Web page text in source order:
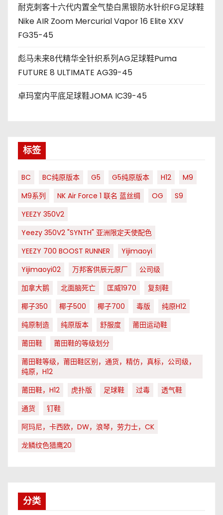
耐克刺客十六代内置全气垫白黑银防水针织FG足球鞋
Nike AIR Zoom Mercurial Vapor 16 Elite XXV
FG35-45
彪马未来8代精华全针织系列AG足球鞋Puma
FUTURE 8 ULTIMATE AG39-45
卓玛室内平底足球鞋JOMA IC39-45
标签
BC BC纯原版本 G5 G5纯原版本 H12
M9
M9系列
NK Air Force 1 联名 蓝丝绸 OG
S9
YEEZY 350V2
Yeezy 350V2 "SYNTH" 亚洲限定天使配色
YEEZY 700 BOOST RUNNER
Yijimaoyi
Yijimaoyi02
万邦客供辰元原厂
公司级
加拿大鹅
北面脑死亡 匡威1970
复刻鞋
椰子350
椰子500 椰子700 毒版
纯原H12
纯原制造
纯原版本 舒服度
莆田运动鞋
莆田鞋
莆田鞋的等级划分
莆田鞋等级，莆田鞋区别，通货，精仿，真标，公司级，
纯原，H12
莆田鞋，H12
虎扑版 足球鞋 过毒
透气鞋
通货
钉鞋
阿玛尼，卡西欧，DW，浪琴，劳力士，CK
龙鳞纹色猎鹰20
分类